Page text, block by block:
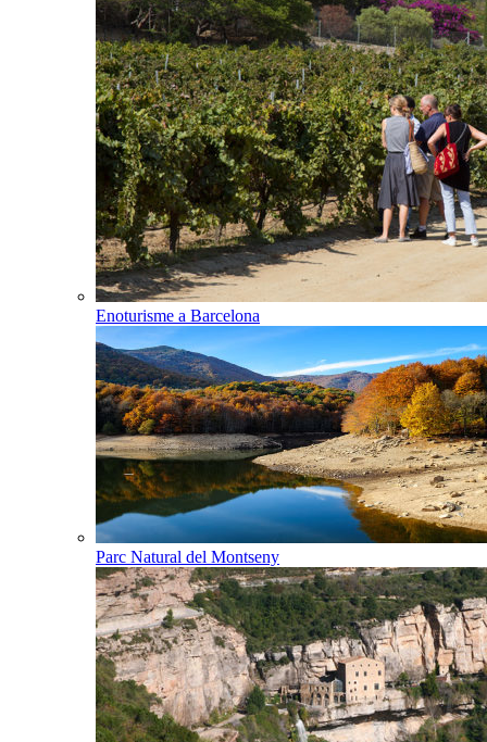
Enoturisme a Barcelona
Parc Natural del Montseny